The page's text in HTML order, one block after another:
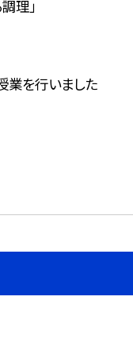
理」
業を行いました